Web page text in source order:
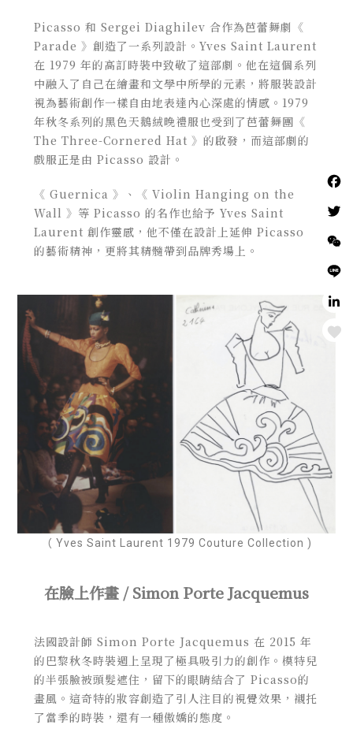
Picasso 和 Sergei Diaghilev 合作為芭蕾舞劇《
Parade 》創造了一系列設計。Yves Saint Laurent
在 1979 年的高訂時裝中致敬了這部劇。他在這個系列
中融入了自己在繪畫和文學中所學的元素，將服裝設計
視為藝術創作一樣自由地表達內心深處的情感。1979
年秋冬系列的黑色天鵝絨晚禮服也受到了芭蕾舞團《
The Three-Cornered Hat 》的啟發，而這部劇的
戲服正是由 Picasso 設計。
《 Guernica 》、《 Violin Hanging on the
Wall 》等 Picasso 的名作也給予 Yves Saint
Laurent 創作靈感，他不僅在設計上延伸 Picasso
的藝術精神，更將其精髓帶到品牌秀場上。
（ Yves Saint Laurent 1979 Couture Collection )
在臉上作畫 / Simon Porte Jacquemus
法國設計師 Simon Porte Jacquemus 在 2015 年
的巴黎秋冬時裝週上呈現了極具吸引力的創作。模特兒
的半張臉被頭髮遮住，留下的眼睛結合了 Picasso的
畫風。這奇特的妝容創造了引人注目的視覺效果，襯托
了當季的時裝，還有一種傲嬌的態度。
Love